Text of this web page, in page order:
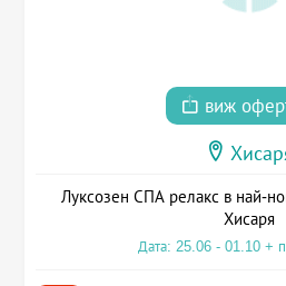
виж
Луксозен СПА релакс в най-
Хисаря
Дата: 25.06 - 01.10 +